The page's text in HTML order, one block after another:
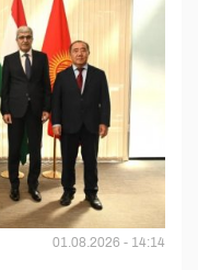
01.08.2026 - 14:14